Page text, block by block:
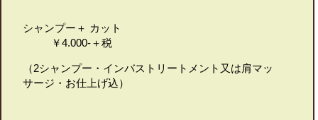
シャンプー＋ カット
￥4.000-＋税
（2シャンプー・インバストリートメント又は肩マッ
サージ・お仕上げ込）